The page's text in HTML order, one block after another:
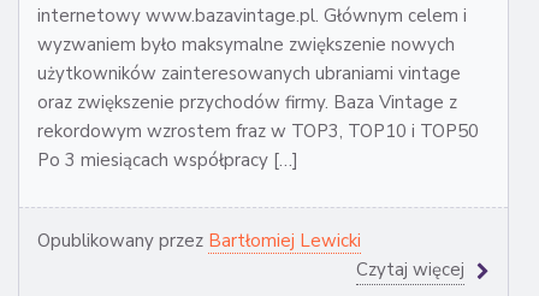
internetowy www.bazavintage.pl. Głównym celem i
wyzwaniem było maksymalne zwiększenie nowych
użytkowników zainteresowanych ubraniami vintage
oraz zwiększenie przychodów firmy. Baza Vintage z
rekordowym wzrostem fraz w TOP3, TOP10 i TOP50
Po 3 miesiącach współpracy […]
Opublikowany przez Bartłomiej Lewicki
Czytaj więcej